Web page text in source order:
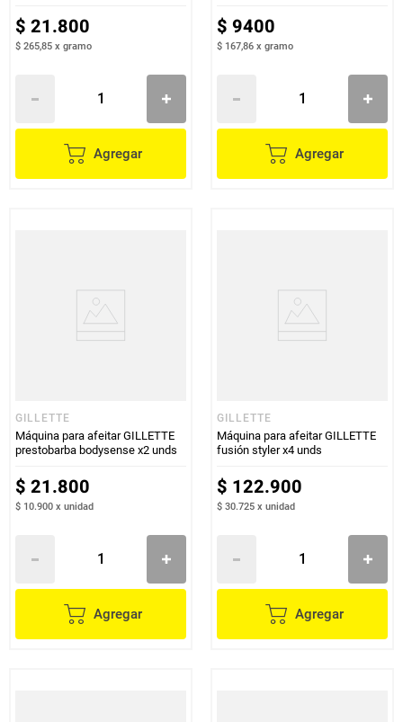
$ 21.800
$ 265,85 x gramo
Agregar
$ 9400
$ 167,86 x gramo
Agregar
GILLETTE
Máquina para afeitar GILLETTE
prestobarba bodysense x2 unds
$ 21.800
$ 10.900 x unidad
Agregar
GILLETTE
Máquina para afeitar GILLETTE
fusión styler x4 unds
$ 122.900
$ 30.725 x unidad
Agregar